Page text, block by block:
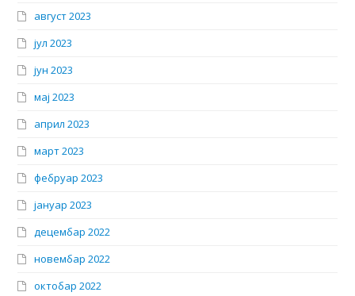
август 2023
јул 2023
јун 2023
мај 2023
април 2023
март 2023
фебруар 2023
јануар 2023
децембар 2022
новембар 2022
октобар 2022